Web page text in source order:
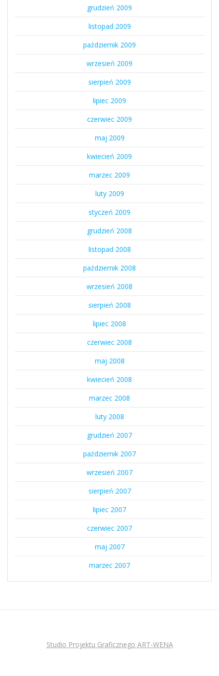
grudzień 2009
listopad 2009
październik 2009
wrzesień 2009
sierpień 2009
lipiec 2009
czerwiec 2009
maj 2009
kwiecień 2009
marzec 2009
luty 2009
styczeń 2009
grudzień 2008
listopad 2008
październik 2008
wrzesień 2008
sierpień 2008
lipiec 2008
czerwiec 2008
maj 2008
kwiecień 2008
marzec 2008
luty 2008
grudzień 2007
październik 2007
wrzesień 2007
sierpień 2007
lipiec 2007
czerwiec 2007
maj 2007
marzec 2007
Studio Projektu Graficznego ART-WENA